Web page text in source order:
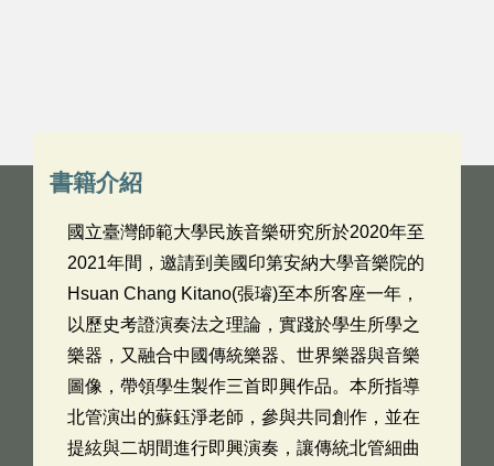
書籍介紹
國立臺灣師範大學民族音樂研究所於2020年至
2021年間，邀請到美國印第安納大學音樂院的
Hsuan Chang Kitano(張璿)至本所客座一年，
以歷史考證演奏法之理論，實踐於學生所學之
樂器，又融合中國傳統樂器、世界樂器與音樂
圖像，帶領學生製作三首即興作品。本所指導
北管演出的蘇鈺淨老師，參與共同創作，並在
提絃與二胡間進行即興演奏，讓傳統北管細曲